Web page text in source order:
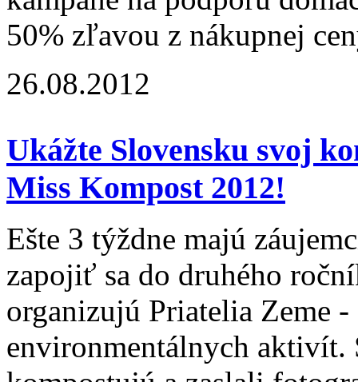
50% zľavou z nákupnej
26.08.2012
Ukážte Slovensku svoj
Miss Kompost 2012!
Ešte 3 týždne majú
zapojiť sa do druhého
organizujú Priatelia Zeme -
environmentálnych